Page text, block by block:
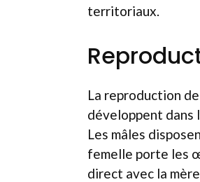
territoriaux.
La reproduction
développent dans
Les mâles
femelle porte les
direct avec la